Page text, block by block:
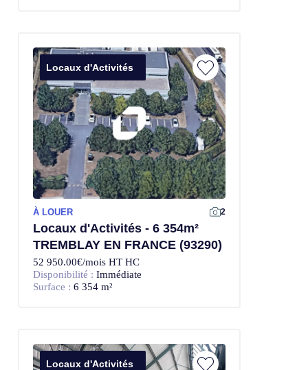
Locaux d'Activités
À LOUER 2
Locaux d'Activités - 6 354m²
TREMBLAY EN FRANCE (93290)
52 950.00€/mois HT HC
Disponibilité : Immédiate
Surface : 6 354 m²
Locaux d'Activités